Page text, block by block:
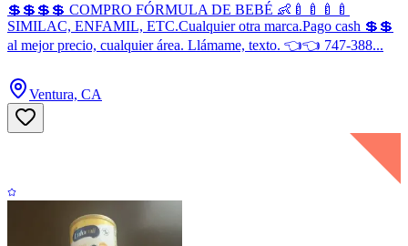
💲💲💲💲 COMPRO FÓRMULA DE BEBÉ 👶🍼🍼🍼🍼
SIMILAC, ENFAMIL, ETC.Cualquier otra marca.Pago cash 💲💲
al mejor precio, cualquier área. Llámame, texto. 👈👈 747-388...
Ventura, CA